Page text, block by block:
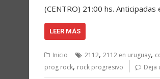
(CENTRO) 21:00 hs.
LEER MÁS
Inicio 2112, 2112 en uruguay,
prog rock, rock progresivo Deja